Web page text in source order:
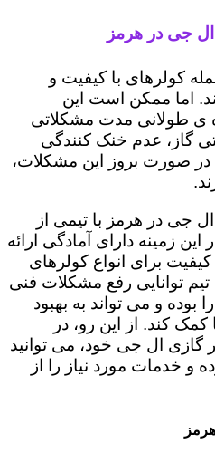
ال جی در هرمز
کولرهای با کیفیت و
اما ممکن است این
ی طولانی مدت مشکلاتی
گاز، عدم خنک کنندگی
در صورت بروز این مشکلات،
جی در هرمز با تیمی از
زمینه دارای آمادگی ارائه
برای انواع کولرهای
توانایی رفع مشکلات فنی
بوده و می تواند به بهبود
کند. از این رو، در
ال جی خود، می توانید
و خدمات مورد نیاز را از